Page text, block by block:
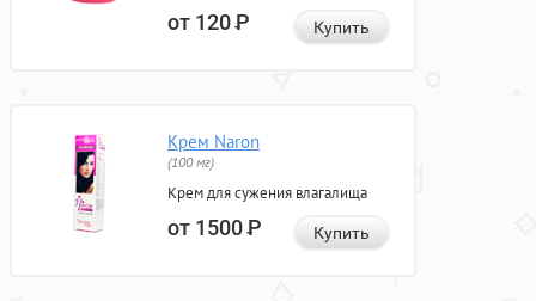
от 120Р Купить
Крем Naron
(100 мг)
Крем для сужения влагалища
от 1500Р Купить